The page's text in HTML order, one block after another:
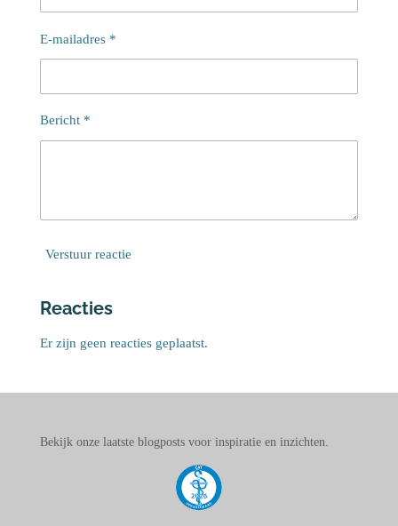
E-mailadres *
Bericht *
Verstuur reactie
Reacties
Er zijn geen reacties geplaatst.
Bekijk onze laatste blogposts voor inspiratie en inzichten.